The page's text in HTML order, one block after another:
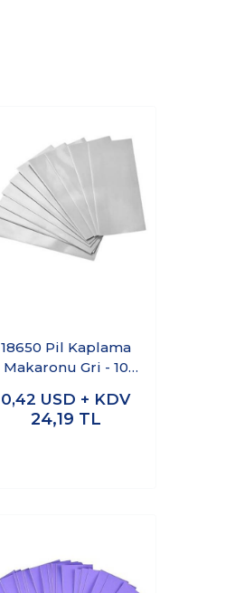
18650 Pil Kaplama
Makaronu Gri - 10
0,42 USD + KDV
24,19 TL